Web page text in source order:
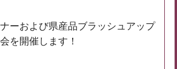
ーおよび県産品ブラッシュアップ
を開催します！